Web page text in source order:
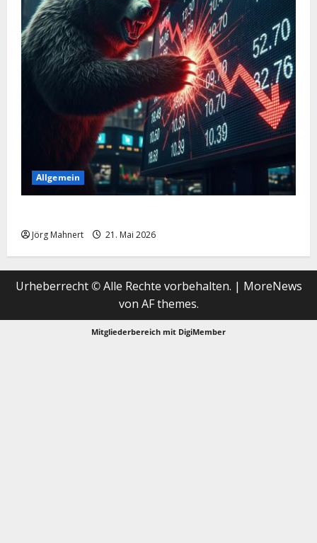
Allgemein
Jörg Mahnert 21. Mai 2026
Urheberrecht © Alle Rechte vorbehalten. | MoreNews
von AF themes.
Mitgliederbereich mit DigiMember